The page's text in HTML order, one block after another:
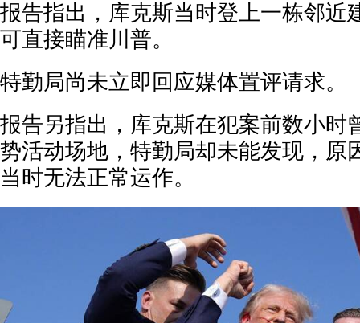
报告指出，库克斯当时登上一栋邻近
可直接瞄准川普。
特勤局尚未立即回应媒体置评请求。
报告另指出，库克斯在犯案前数小时
势活动场地，特勤局却未能发现，原
当时无法正常运作。